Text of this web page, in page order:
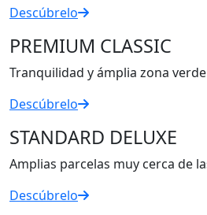
Descúbrelo
PREMIUM CLASSIC
Tranquilidad y ámplia zona verde
Descúbrelo
STANDARD DELUXE
Amplias parcelas muy cerca de
Descúbrelo